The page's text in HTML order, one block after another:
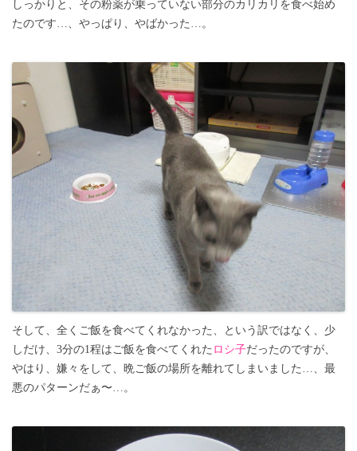
しっかりと、その粉薬が乗っていない部分のカリカリを食べ始め
たのです…、やっぱり、やばかった…。
そして、全くご飯を食べてくれなかった、という訳ではなく、少
しだけ、3分の1程はご飯を食べてくれた ロシ子だったのですが、
やはり、嫌々をして、晩ご飯の場所を離れてしまいました…、最
悪のパターンだぁ〜…。